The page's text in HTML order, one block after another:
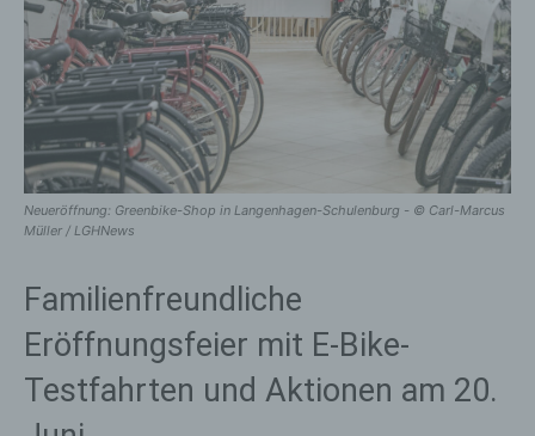
Neueröffnung: Greenbike-Shop in Langenhagen-Schulenburg - © Carl-Marcus
Müller / LGHNews
Familienfreundliche
Eröffnungsfeier mit E-Bike-
Testfahrten und Aktionen am 20.